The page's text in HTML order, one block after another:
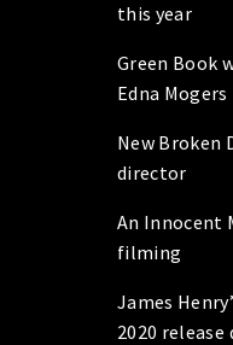
this year
Green Book
Edna Mogers
New Broken
director
An Innocent
filming
James
2020 release